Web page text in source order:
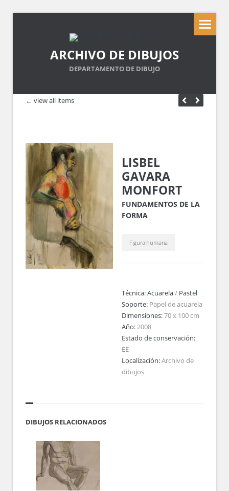
ARCHIVO DE DIBUJOS
DEPARTAMENTO DE DIBUJO
← view all items
LISBEL
GAVARA
MONFORT
FUNDAMENTOS DE LA
FORMA
Figura humana
Técnica:Acuarela/ Pastel
Soporte: Papel de acuarela
Dimensiones:70 x 100 cm
Año:2008
Estado de conservación:
EE
Localización:Archivo de
dibujos
DIBUJOS RELACIONADOS